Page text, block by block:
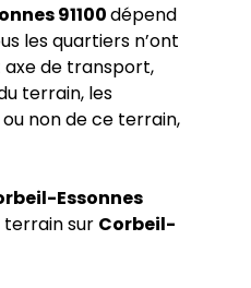
91100dépend
les quartiers n’ont
de transport,
terrain, les
non de ce terrain,
Essonnes
sur Corbeil-